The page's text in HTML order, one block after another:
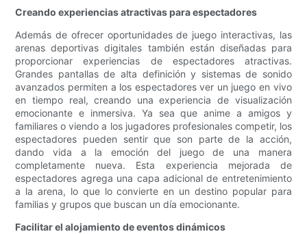
Creando experiencias atractivas para espectadores
Además de ofrecer oportunidades de juego interactivas, las
arenas deportivas digitales también están diseñadas para
proporcionar experiencias de espectadores atractivas.
Grandes pantallas de alta definición y sistemas de sonido
avanzados permiten a los espectadores ver un juego en vivo
en tiempo real, creando una experiencia de visualización
emocionante e inmersiva. Ya sea que anime a amigos y
familiares o viendo a los jugadores profesionales competir, los
espectadores pueden sentir que son parte de la acción,
dando vida a la emoción del juego de una manera
completamente nueva. Esta experiencia mejorada de
espectadores agrega una capa adicional de entretenimiento
a la arena, lo que lo convierte en un destino popular para
familias y grupos que buscan un día emocionante.
Facilitar el alojamiento de eventos dinámicos